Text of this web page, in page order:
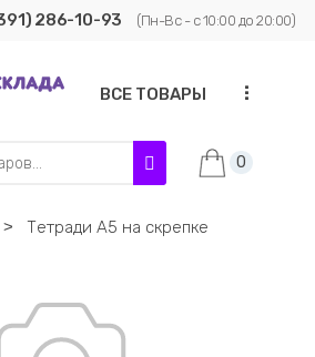
286-10-93 (Пн-Вс - с 10:00 до 20:00)
ВСЕ ТОВАРЫ ...
0
˃ Тетради А5 на скрепке